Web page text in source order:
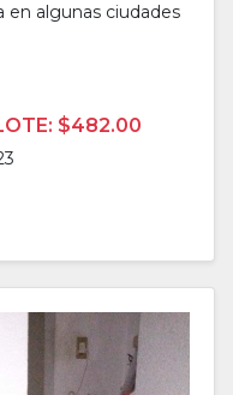
algunas ciudades
$482.00